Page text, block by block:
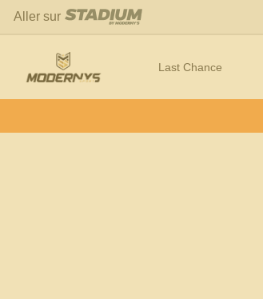
Aller sur
Last Chance